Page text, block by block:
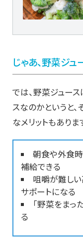
じゃあ、野菜ジ
では、野菜ジュー
スなのかというと
なメリットもありま
朝食や外食
補給できる
咀嚼が難し
サポートになる
「野菜をまっ
る